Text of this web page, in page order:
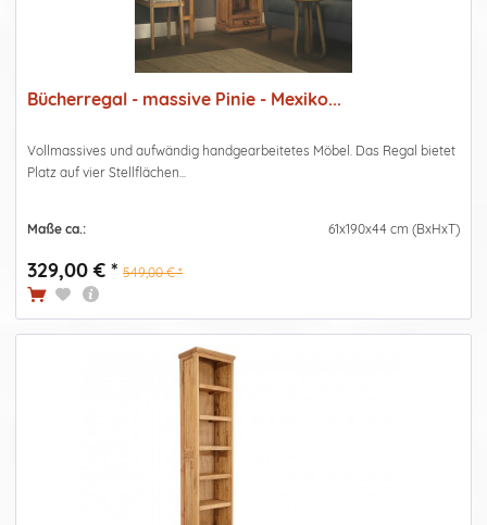
Bücherregal - massive Pinie - Mexiko...
Vollmassives und aufwändig handgearbeitetes Möbel. Das Regal bietet
Platz auf vier Stellflächen...
Maße ca.: 61x190x44 cm (BxHxT)
329,00 € * 549,00 € *